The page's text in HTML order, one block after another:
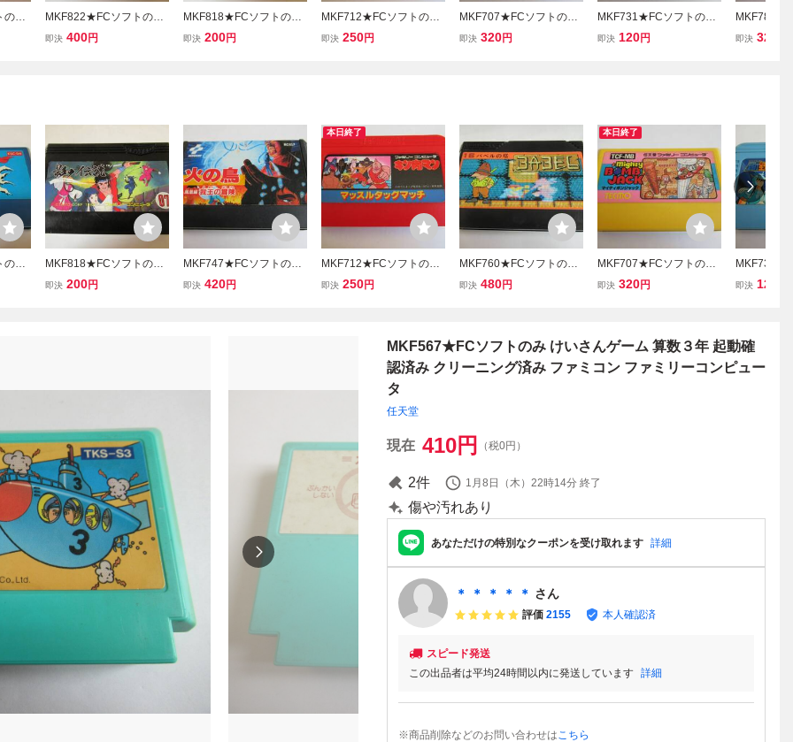
のみ
MKF822★FCソフトのみ
スーパーマン SUPERMA
即決 400円
MKF818★FCソフトのみ
影の伝説 起動確認済み ク
即決 200円
MKF712★FCソフトのみ
キン肉マン マッスルタッ
即決 250円
MKF707★FCソフトのみ
マイティボンジャック MI
即決 320円
MKF731★FCソフトのみ
聖闘士星矢 黄金伝説 起動
即決 120円
キャプテン
即決 320
のみ
MKF818★FCソフトのみ
影の伝説 起動確認済み ク
即決 200円
MKF747★FCソフトのみ
火の鳥 鳳凰編 我王の冒険
即決 420円
本日終了
MKF712★FCソフトのみ
キン肉マン マッスルタッ
即決 250円
MKF760★FCソフトのみ
バベルの塔 BABEL 起動
即決 480円
本日終了
MKF707★FCソフトのみ
マイティボンジャック MI
コンピュータ
即決 320円
聖闘士星矢
即決 120
MKF567★FCソフトのみ けいさんゲーム 算数３年 起動確
認済み クリーニング済み ファミコン ファミリーコンピュー
タ
任天堂
現在 410円 （税0円）
2件 1月8日（木）22時14分 終了
傷や汚れあり
あなただけの特別なクーポンを受け取れます 詳細
＊ ＊ ＊ ＊ ＊ さん
評価 2155 本人確認済
スピード発送
この出品者は平均24時間以内に発送しています 詳細
※商品削除などのお問い合わせはこちら